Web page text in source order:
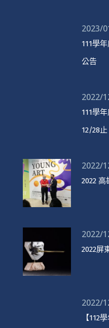
2023/
111學
公告
2022/
111學
12/28止
2022/
2022
2022/
2022屏
2022/
【112